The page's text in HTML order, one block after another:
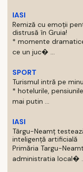
IASI
Remiză cu emoții
distrusă în Gruia!
* momente
ce un juc� ...
SPORT
Turismul intră pe
* hotelurile,
mai putin ...
IASI
Târgu-Neamț
inteligență artificială
Primăria Targu-
administratia local�